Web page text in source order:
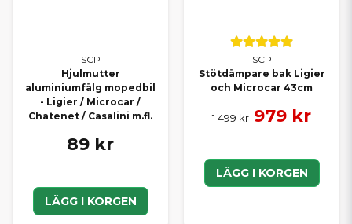
SCP
Hjulmutter
aluminiumfälg mopedbil
- Ligier / Microcar /
Chatenet / Casalini m.fl.
89 kr
LÄGG I KORGEN
SCP
Stötdämpare bak Ligier
och Microcar 43cm
1 499 kr 979 kr
LÄGG I KORGEN